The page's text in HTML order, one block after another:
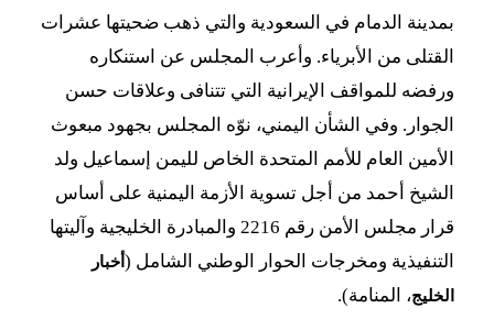
بمدينة الدمام في السعودية والتي ذهب ضحيتها عشرات
القتلى من الأبرياء. وأعرب المجلس عن استنكاره
ورفضه للمواقف الإيرانية التي تتنافى وعلاقات حسن
الجوار. وفي الشأن اليمني، نوّه المجلس بجهود مبعوث
الأمين العام للأمم المتحدة الخاص لليمن إسماعيل ولد
الشيخ أحمد من أجل تسوية الأزمة اليمنية على أساس
قرار مجلس الأمن رقم 2216 والمبادرة الخليجية وآليتها
التنفيذية ومخرجات الحوار الوطني الشامل (أخبار
الخليج، المنامة).